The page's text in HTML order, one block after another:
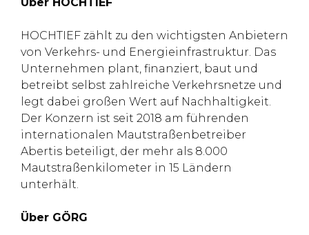
HOCHTIEF zählt zu den wichtigsten Anbietern
von Verkehrs- und Energieinfrastruktur. Das
Unternehmen plant, finanziert, baut und
betreibt selbst zahlreiche Verkehrsnetze und
legt dabei großen Wert auf Nachhaltigkeit.
Der Konzern ist seit 2018 am führenden
internationalen Mautstraßenbetreiber
Abertis beteiligt, der mehr als 8.000
Mautstraßenkilometer in 15 Ländern
unterhält.
Über GÖRG